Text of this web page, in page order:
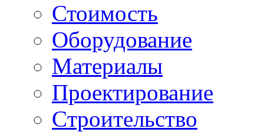
Стоимость
Оборудование
Материалы
Проектирование
Cтроительство